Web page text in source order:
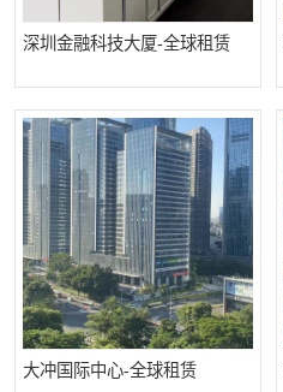
深圳金融科技大厦-全球租赁
大冲国际中心-全球租赁
车公庙
南山区
南头
深圳超级总部基地
蛇口